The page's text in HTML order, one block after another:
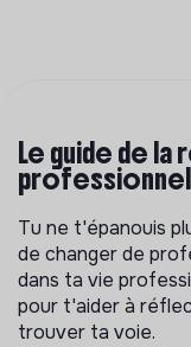
Le guide de
Tu ne t'épanouis
de changer de
dans ta vie
pour t'aider à
trouver ta voie.